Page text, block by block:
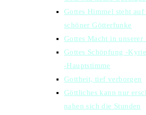
Gottes Himmel steht auf
schöner Götterfunke
Gottes Macht in unserer
Gottes Schöpfung -
-Hauptstimme
Gottheit, tief verborgen
Göttliches kann nur
nahen sich die Stunden